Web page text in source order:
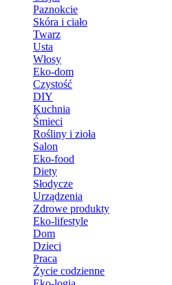
Paznokcie
Skóra i ciało
Twarz
Usta
Włosy
Eko-dom
Czystość
DIY
Kuchnia
Śmieci
Rośliny i zioła
Salon
Eko-food
Diety
Słodycze
Urządzenia
Zdrowe produkty
Eko-lifestyle
Dom
Dzieci
Praca
Życie codzienne